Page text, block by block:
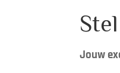
Jouw